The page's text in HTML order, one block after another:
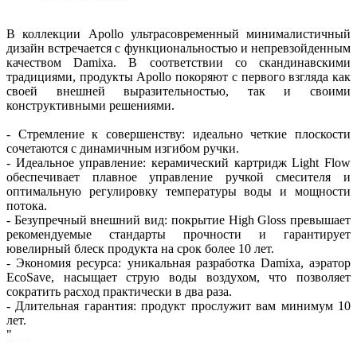
В коллекции Apollo ультрасовременный минималистичный
дизайн встречается с функциональностью и непревзойденным
качеством Damixa. В соответствии со скандинавскими
традициями, продукты Apollo покоряют с первого взгляда как
своей внешней выразительностью, так и своими
конструктивными решениями.
- Стремление к совершенству: идеально четкие плоскости
сочетаются с динамичным изгибом ручки.
- Идеальное управление: керамический картридж Light Flow
обеспечивает плавное управление ручкой смесителя и
оптимальную регулировку температуры воды и мощности
потока.
- Безупречный внешний вид: покрытие High Gloss превышает
рекомендуемые стандарты прочности и гарантирует
ювелирный блеск продукта на срок более 10 лет.
- Экономия ресурса: уникальная разработка Damixa, аэратор
EcoSave, насыщает струю воды воздухом, что позволяет
сократить расход практически в два раза.
- Длительная гарантия: продукт прослужит вам минимум 10
лет.
"